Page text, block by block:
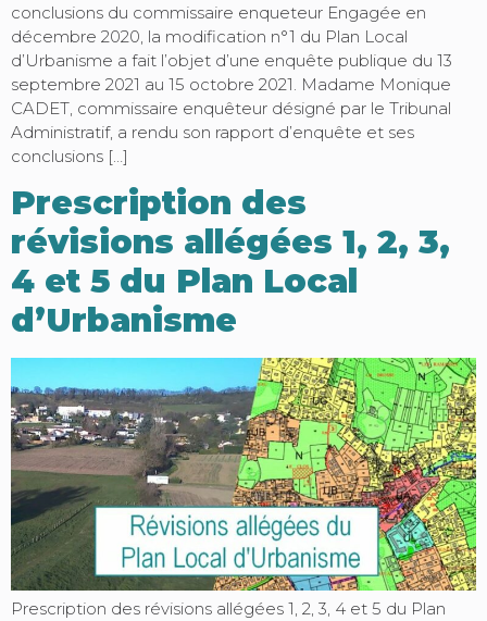
conclusions du commissaire enqueteur Engagée en
décembre 2020, la modification n°1 du Plan Local
d’Urbanisme a fait l’objet d’une enquête publique du 13
septembre 2021 au 15 octobre 2021. Madame Monique
CADET, commissaire enquêteur désigné par le Tribunal
Administratif, a rendu son rapport d’enquête et ses
conclusions […]
Prescription des
révisions allégées 1, 2, 3,
4 et 5 du Plan Local
d’Urbanisme
Prescription des révisions allégées 1, 2, 3, 4 et 5 du Plan